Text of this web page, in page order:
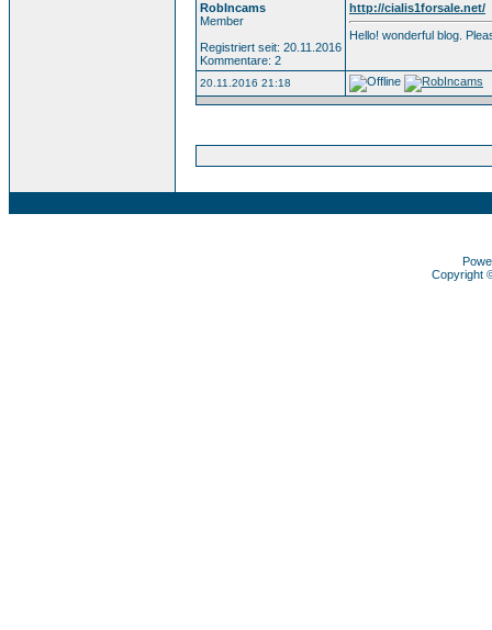
RobIncams
Member
Registriert seit: 20.11.2016
Kommentare: 2
http://cialis1forsale.net/
Hello! wonderful blog.
20.11.2016 21:18
Copyright